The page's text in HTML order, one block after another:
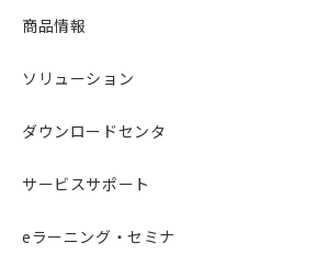
商品情報
ソリューション
ダウンロードセンタ
サービスサポート
eラーニング・セミナ